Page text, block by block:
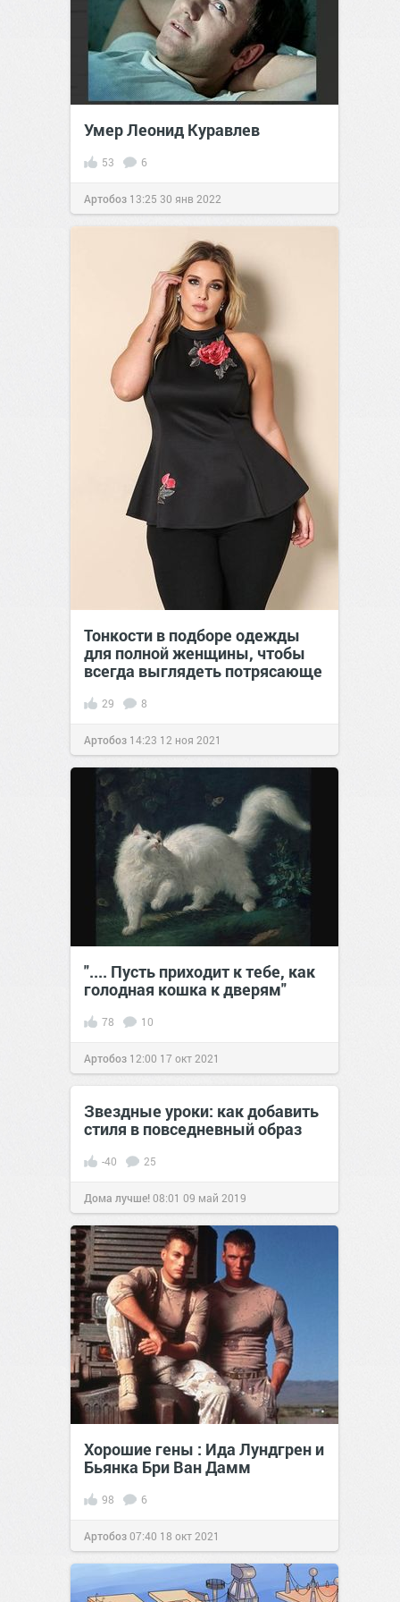
Умер Леонид Куравлев
53 6
Артобоз 13:25 30 янв 2022
Тонкости в подборе одежды
для полной женщины, чтобы
всегда выглядеть потрясающе
29 8
Артобоз 14:23 12 ноя 2021
".... Пусть приходит к тебе, как
голодная кошка к дверям"
78 10
Артобоз 12:00 17 окт 2021
Звездные уроки: как добавить
стиля в повседневный образ
-40 25
Дома лучше!08:01 09 май 2019
Хорошие гены : Ида Лундгpeн и
Бьянка Бри Ван Дамм
98 6
Артобоз07:40 18 окт 2021